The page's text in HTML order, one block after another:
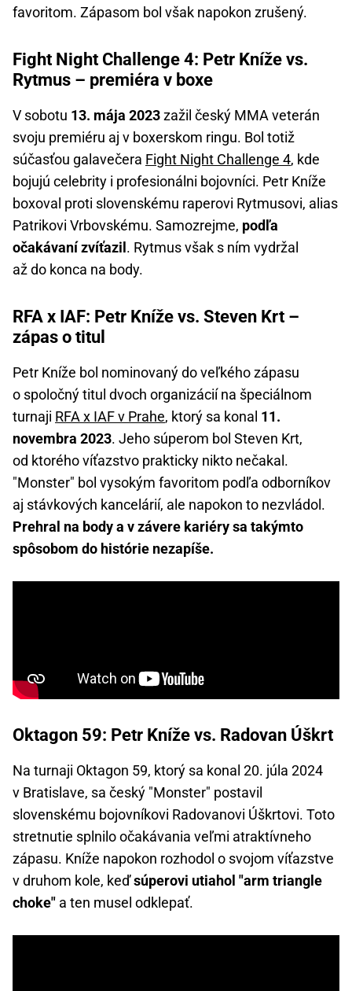
favoritom. Zápasom bol však napokon zrušený.
Fight Night Challenge 4: Petr Kníže vs.
Rytmus – premiéra v boxe
V sobotu 13. mája 2023zažil český MMA veterán
svoju premiéru aj v boxerskom ringu. Bol totiž
súčasťou galavečera Fight Night Challenge 4, kde
bojujú celebrity i profesionálni bojovníci. Petr Kníže
boxoval proti slovenskému raperovi Rytmusovi, alias
Patrikovi Vrbovskému. Samozrejme, podľa
očakávaní zvíťazil . Rytmus však s ním vydržal
až do konca na body.
RFA x IAF: Petr Kníže vs. Steven Krt –
zápas o titul
Petr Kníže bol nominovaný do veľkého zápasu
o spoločný titul dvoch organizácií na špeciálnom
turnaji RFA x IAF v Prahe, ktorý sa konal 11.
novembra 2023. Jeho súperom bol Steven Krt,
od ktorého víťazstvo prakticky nikto nečakal.
"Monster" bol vysokým favoritom podľa odborníkov
aj stávkových kancelárií, ale napokon to nezvládol.
Prehral na body a v závere kariéry sa takýmto
spôsobom do histórie nezapíše.
Oktagon 59: Petr Kníže vs. Radovan Úškrt
Na turnaji Oktagon 59, ktorý sa konal 20. júla 2024
v Bratislave, sa český "Monster" postavil
slovenskému bojovníkovi Radovanovi Úškrtovi. Toto
stretnutie splnilo očakávania veľmi atraktívneho
zápasu. Kníže napokon rozhodol o svojom víťazstve
v druhom kole, keďsúperovi utiahol "arm triangle
choke" a ten musel odklepať.